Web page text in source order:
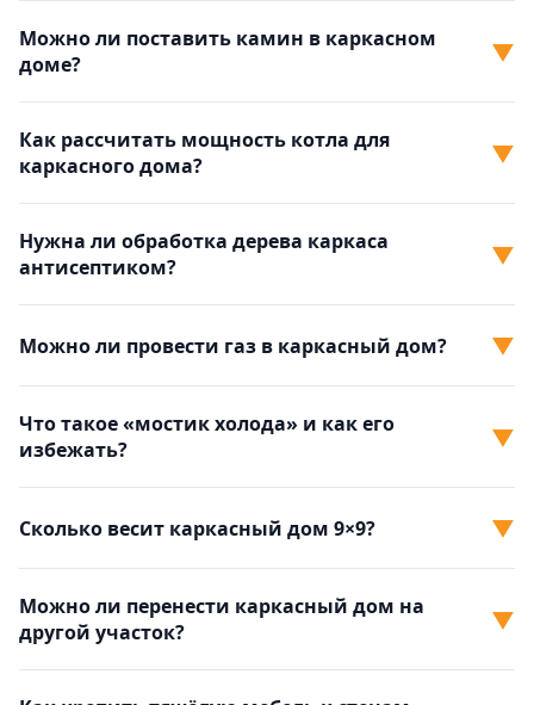
Можно ли поставить камин в каркасном
доме?
▼
Как рассчитать мощность котла для
каркасного дома?
▼
Нужна ли обработка дерева каркаса
антисептиком?
▼
Можно ли провести газ в каркасный дом? ▼
Что такое «мостик холода» и как его
избежать?
▼
Сколько весит каркасный дом 9×9? ▼
Можно ли перенести каркасный дом на
другой участок?
▼